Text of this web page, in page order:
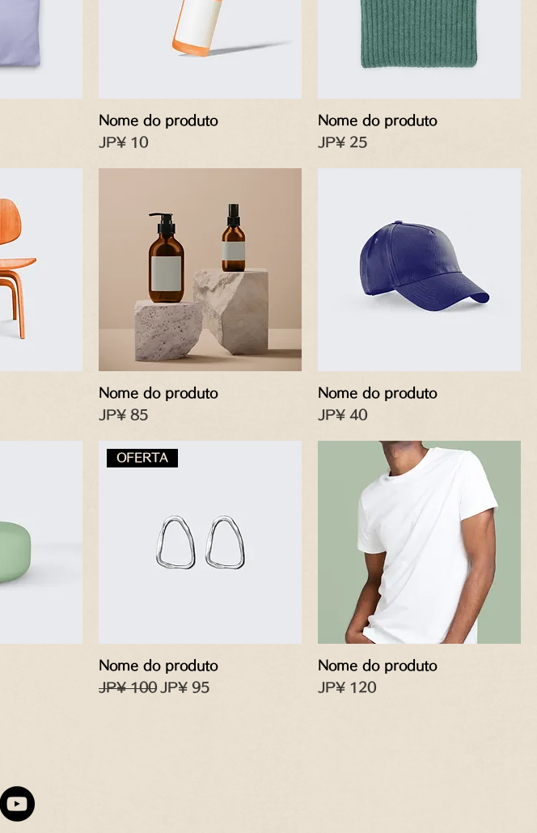
Nome do produto
Preço
JP¥ 10
Nome do produto
Preço
JP¥ 25
Nome do produto
Preço
JP¥ 85
Nome do produto
Preço
JP¥ 40
OFERTA
Nome do produto
Preço normal
JP¥ 100 Preço promocional
JP¥ 95
Nome do produto
Preço
JP¥ 120